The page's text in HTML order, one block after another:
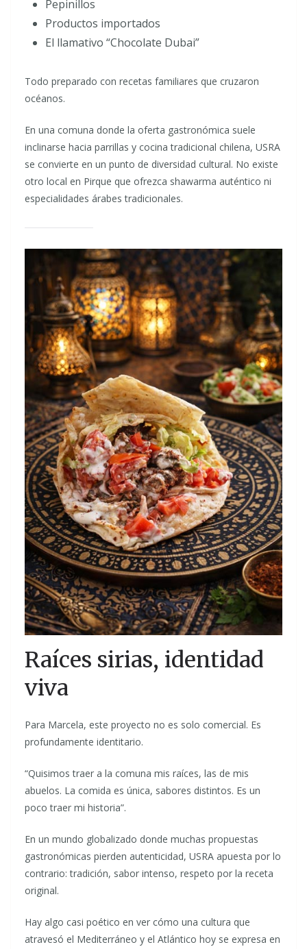
Pepinillos
Productos importados
El llamativo “Chocolate Dubai”
Todo preparado con recetas familiares que cruzaron
océanos.
En una comuna donde la oferta gastronómica suele
inclinarse hacia parrillas y cocina tradicional chilena, USRA
se convierte en un punto de diversidad cultural. No existe
otro local en Pirque que ofrezca shawarma auténtico ni
especialidades árabes tradicionales.
Raíces sirias, identidad
viva
Para Marcela, este proyecto no es solo comercial. Es
profundamente identitario.
“Quisimos traer a la comuna mis raíces, las de mis
abuelos. La comida es única, sabores distintos. Es un
poco traer mi historia”.
En un mundo globalizado donde muchas propuestas
gastronómicas pierden autenticidad, USRA apuesta por lo
contrario: tradición, sabor intenso, respeto por la receta
original.
Hay algo casi poético en ver cómo una cultura que
atravesó el Mediterráneo y el Atlántico hoy se expresa en